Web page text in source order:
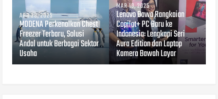
APR 28, 2025
MODENA Perkenalkan Chest
Freezer Terbaru, Solusi
Andal untuk Berbagai Sektor
Usaha
MAR 13, 2025
Lenovo Bawa Rangkaian
Copilot+ PC Baru ke
Indonesia: Lengkapi Seri
Aura Edition dan Laptop
Kamera Bawah Layar